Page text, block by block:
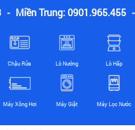
- Miền Trung: 0901.965.455 -
Chậu Rửa Lò Nướng Lò Hấp
Máy Xông Hơi Máy Giặt Máy Lọc Nước